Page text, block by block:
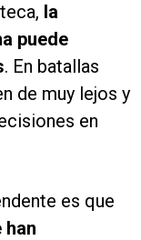
la
puede
. En batallas
de muy lejos y
en
es que
han